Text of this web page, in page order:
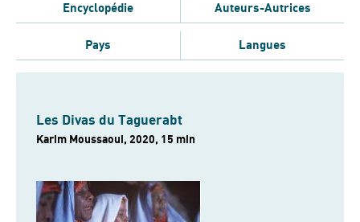
Encyclopédie Auteurs-Autrices
Pays Langues
Les Divas du Taguerabt
Karim Moussaoui, 2020, 15 min